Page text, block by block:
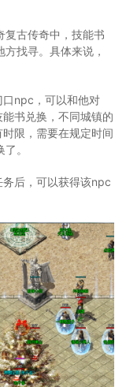
复古传奇中，技能书
找寻。具体来说，
npc，可以和他对
书兑换，不同城镇的
限，需要在规定时间
。
后，可以获得该npc